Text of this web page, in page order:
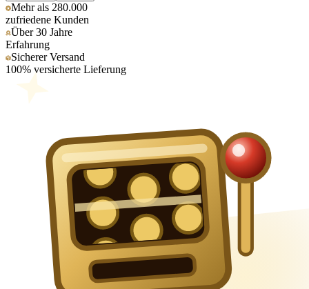
Mehr als 280.000
zufriedene Kunden
Über 30 Jahre
Erfahrung
Sicherer Versand
100% versicherte Lieferung